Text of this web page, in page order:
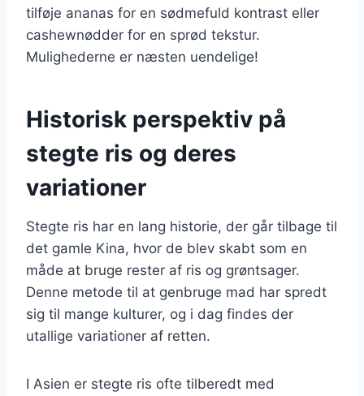
tilføje ananas for en sødmefuld kontrast eller
cashewnødder for en sprød tekstur.
Mulighederne er næsten uendelige!
Historisk perspektiv på
stegte ris og deres
variationer
Stegte ris har en lang historie, der går tilbage til
det gamle Kina, hvor de blev skabt som en
måde at bruge rester af ris og grøntsager.
Denne metode til at genbruge mad har spredt
sig til mange kulturer, og i dag findes der
utallige variationer af retten.
I Asien er stegte ris ofte tilberedt med